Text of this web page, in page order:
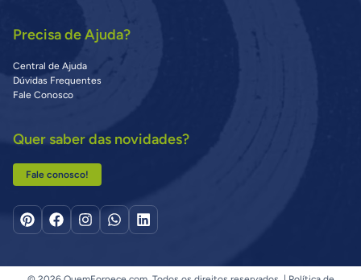
Precisa de Ajuda?
Central de Ajuda
Dúvidas Frequentes
Fale Conosco
Quer saber das novidades?
Fale conosco!